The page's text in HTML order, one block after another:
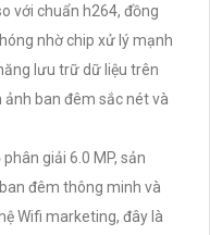
với chuẩn h264, đồng
nhờ chip xử lý mạnh
lưu trữ dữ liệu trên
ban đêm sắc nét và
giải 6.0 MP, sản
đêm thông minh và
Wifi marketing, đây là